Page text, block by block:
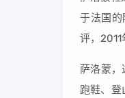
于法国
评，2011
萨洛蒙，
跑鞋、登